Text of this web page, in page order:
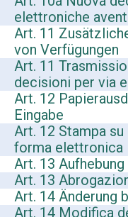
elettroniche
Art. 11
von Verfügungen
Art. 11
decisioni per via
Art. 12
Eingabe
Art. 12 Stampa
forma elettronica
Art. 13
Art. 13
Art. 14 Änderung
Art. 14 Modifica